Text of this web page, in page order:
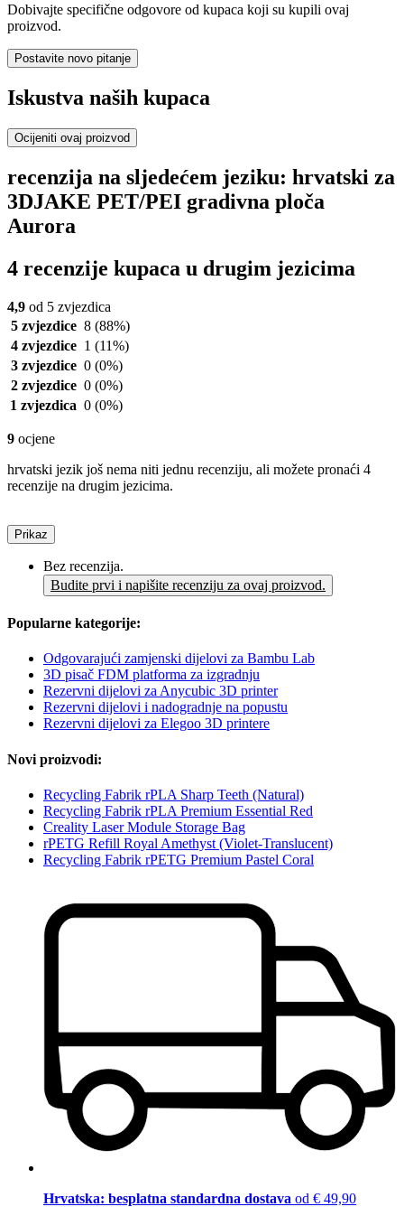
Dobivajte specifične odgovore od kupaca koji su kupili ovaj
proizvod.
Postavite novo pitanje
Iskustva naših kupaca
Ocijeniti ovaj proizvod
recenzija na sljedećem jeziku: hrvatski za
3DJAKE PET/PEI gradivna ploča
Aurora
4 recenzije kupaca u drugim jezicima
4,9 od 5 zvjezdica
5 zvjezdice 8 (88%)
4 zvjezdice 1 (11%)
3 zvjezdice 0 (0%)
2 zvjezdice 0 (0%)
1 zvjezdica 0 (0%)
9 ocjene
hrvatski jezik još nema niti jednu recenziju, ali možete pronaći 4
recenzije na drugim jezicima.
Prikaz
Bez recenzija.
Budite prvi i napišite recenziju za ovaj proizvod.
Popularne kategorije:
Odgovarajući zamjenski dijelovi za Bambu Lab
3D pisač FDM platforma za izgradnju
Rezervni dijelovi za Anycubic 3D printer
Rezervni dijelovi i nadogradnje na popustu
Rezervni dijelovi za Elegoo 3D printere
Novi proizvodi:
Recycling Fabrik rPLA Sharp Teeth (Natural)
Recycling Fabrik rPLA Premium Essential Red
Creality Laser Module Storage Bag
rPETG Refill Royal Amethyst (Violet-Translucent)
Recycling Fabrik rPETG Premium Pastel Coral
Hrvatska: besplatna standardna dostava od € 49,90